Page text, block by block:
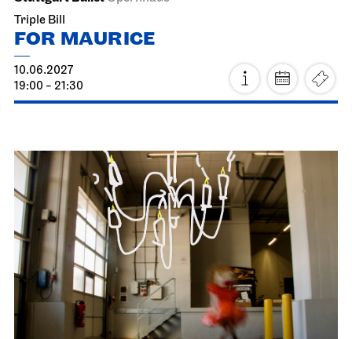
Stuttgart BalletOpernhaus
Triple Bill
FOR MAURICE
10.06.2027
19:00 - 21:30